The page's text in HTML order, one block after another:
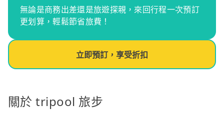
無論是商務出差還是旅遊探親，來回行程一次預訂
更划算，輕鬆節省旅費！
立即預訂，享受折扣
關於 tripool 旅步